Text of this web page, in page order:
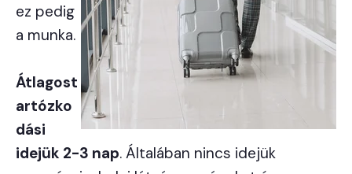
ez pedig
a munka.
Átlagost
artózko
dási
idejük 2-3 nap. Általában nincs idejük